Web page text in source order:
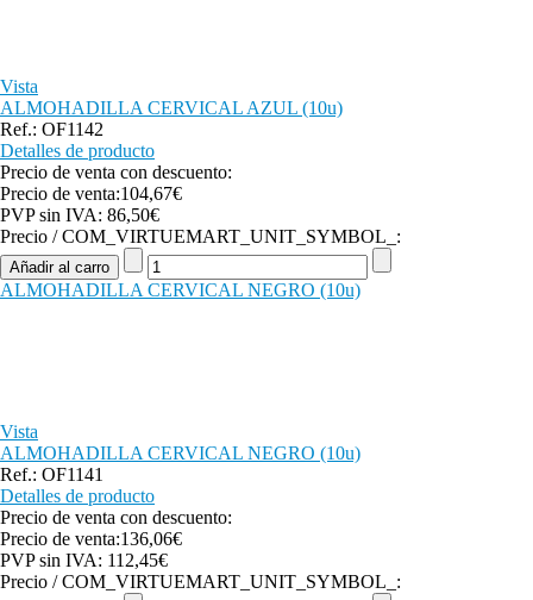
Vista
ALMOHADILLA CERVICAL AZUL (10u)
Ref.: OF1142
Detalles de producto
Precio de venta con descuento:
Precio de venta:104,67€
PVP sin IVA: 86,50€
Precio / COM_VIRTUEMART_UNIT_SYMBOL_:
ALMOHADILLA CERVICAL NEGRO (10u)
Vista
ALMOHADILLA CERVICAL NEGRO (10u)
Ref.: OF1141
Detalles de producto
Precio de venta con descuento:
Precio de venta:136,06€
PVP sin IVA: 112,45€
Precio / COM_VIRTUEMART_UNIT_SYMBOL_: